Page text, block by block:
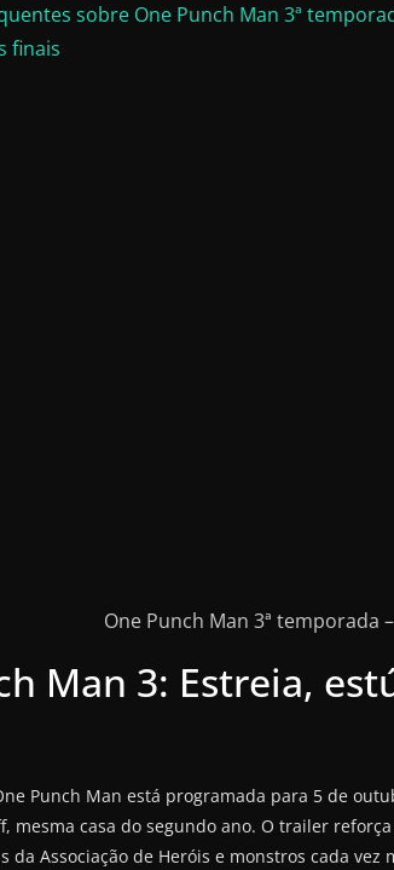
sobre One Punch Man 3ª
finais
One Punch Man 3ª temporada
Man 3: Estreia,
Punch Man está programada para 5 de
mesma casa do segundo ano. O trailer
da Associação de Heróis e monstros cada